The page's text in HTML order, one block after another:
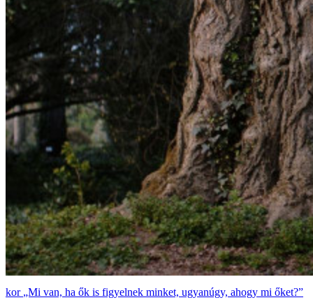
„Mi van, ha ők is figyelnek minket, ugyanúgy, ahogy mi őket?”